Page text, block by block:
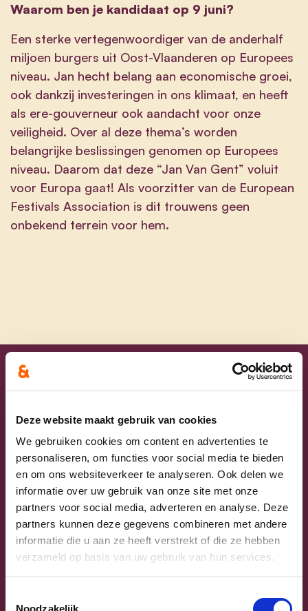
Deze website maakt gebruik van cookies
We gebruiken cookies om content en advertenties te
personaliseren, om functies voor social media te bieden
en om ons websiteverkeer te analyseren. Ook delen we
informatie over uw gebruik van onze site met onze
partners voor social media, adverteren en analyse. Deze
partners kunnen deze gegevens combineren met andere
informatie die u aan ze heeft verstrekt of die ze hebben
verzameld op basis van uw gebruik van hun services.
Noodzakelijk
Waarom ben je kandidaat op 9 juni?
Een sterke vertegenwoordiger van de anderhalf
miljoen burgers uit Oost-Vlaanderen op Europees
niveau. Jan hecht belang aan economische groei,
ook dankzij investeringen in ons klimaat, en heeft
als ere-gouverneur ook aandacht voor onze
veiligheid. Over al deze thema’s worden
belangrijke beslissingen genomen op Europees
niveau. Daarom dat deze “Jan Van Gent” voluit
voor Europa gaat! Als voorzitter van de European
Festivals Association is dit trouwens geen
onbekend terrein voor hem.
Uw lijsttrekkers
Previous Next